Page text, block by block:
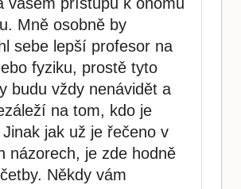
Mně osobně by
sebe lepší profesor na
fyziku, prostě tyto
budu vždy nenávidět a
na tom, kdo je
jak už je řečeno v
názorech, je zde hodně
Někdy vám